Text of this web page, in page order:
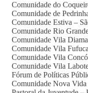
Comunidade do
Comunidade de
Comunidade Estiva –
Comunidade Rio
Comunidade Vila
Comunidade Vila
Comunidade Vila
Comunidade Vila
Fórum de Políticas
Comunidade Nova Vida